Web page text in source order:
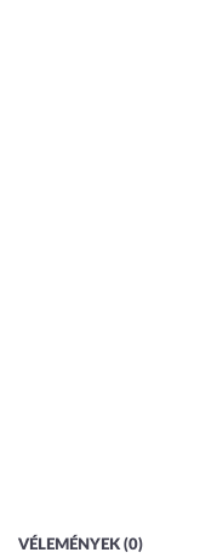
VÉLEMÉNYEK (0)